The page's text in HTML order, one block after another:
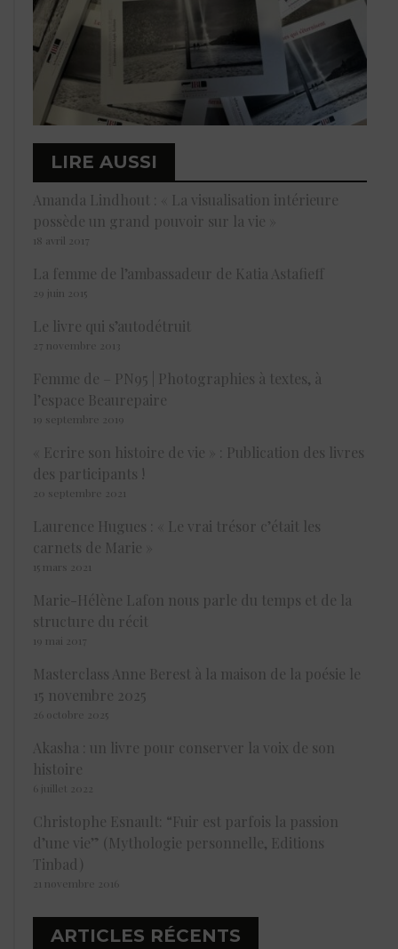
LIRE AUSSI
Amanda Lindhout : « La visualisation intérieure
possède un grand pouvoir sur la vie »
18 avril 2017
La femme de l’ambassadeur de Katia Astafieff
29 juin 2015
Le livre qui s’autodétruit
27 novembre 2013
Femme de – PN95 | Photographies à textes, à
l’espace Beaurepaire
19 septembre 2019
« Ecrire son histoire de vie » : Publication des livres
des participants !
20 septembre 2021
Laurence Hugues : « Le vrai trésor c’était les
carnets de Marie »
15 mars 2021
Marie-Hélène Lafon nous parle du temps et de la
structure du récit
19 mai 2017
Masterclass Anne Berest à la maison de la poésie le
15 novembre 2025
26 octobre 2025
Akasha : un livre pour conserver la voix de son
histoire
6 juillet 2022
Christophe Esnault: “Fuir est parfois la passion
d’une vie” (Mythologie personnelle, Editions
Tinbad)
21 novembre 2016
ARTICLES RÉCENTS